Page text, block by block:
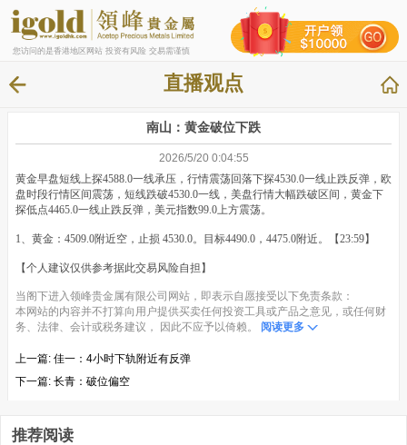
您访问的是香港地区网站 投资有风险 交易需谨慎
直播观点
南山：黄金破位下跌
2026/5/20 0:04:55
黄金早盘短线上探4588.0一线承压，行情震荡回落下探4530.0一线止跌反弹，欧
盘时段行情区间震荡，短线跌破4530.0一线，美盘行情大幅跌破区间，黄金下
探低点4465.0一线止跌反弹，美元指数99.0上方震荡。
1、黄金：4509.0附近空，止损 4530.0。目标4490.0，4475.0附近。【23:59】
【个人建议仅供参考据此交易风险自担】
当阁下进入领峰贵金属有限公司网站，即表示自愿接受以下免责条款：
本网站的内容并不打算向用户提供买卖任何投资工具或产品之意见，或任何财
务、法律、会计或税务建议， 因此不应予以倚赖。
阅读更多
上一篇: 佳一：4小时下轨附近有反弹
下一篇: 长青：破位偏空
推荐阅读